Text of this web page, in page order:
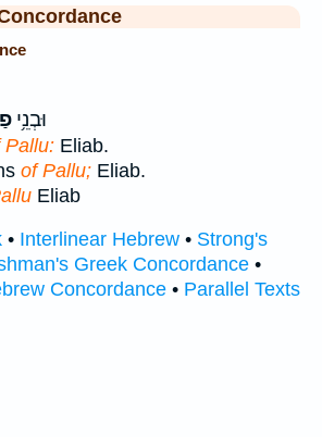
וּבְנֵ֥י
Pallu: Eliab.
of Pallu; Eliab.
Eliab
• Interlinear Hebrew • Strong's
Greek Concordance •
Concordance • Parallel Texts